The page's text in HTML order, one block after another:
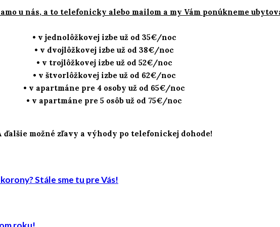
u nás, a to telefonicky alebo mailom a my Vám ponúkneme
• v jednolôžkovej izbe už od 35€/noc
• v dvojlôžkovej izbe už od 38€/noc
• v trojlôžkovej izbe už od 52€/noc
• v štvorlôžkovej izbe už od 62€/noc
• v apartmáne pre 4 osoby už od 65€/noc
• v apartmáne pre 5 osôb už od 75€/noc
ďalšie možné zľavy a výhody po telefonickej dohode!
Stále sme tu pre Vás!